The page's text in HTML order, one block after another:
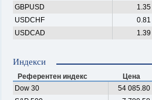
GBPUSD
1.35
USDCHF
0.81
USDCAD
1.39
Индекси
Референтен индекс Цена
Dow 30
54 085.80